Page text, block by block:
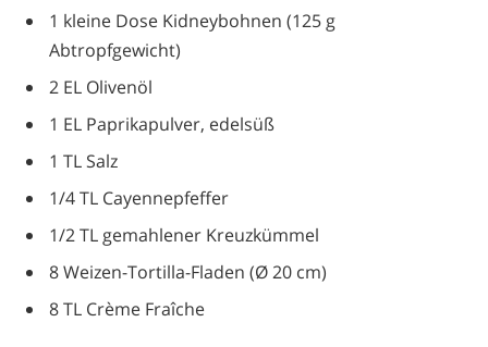
1 kleine Dose Kidneybohnen (125 g
Abtropfgewicht)
2 EL Olivenöl
1 EL Paprikapulver, edelsüß
1 TL Salz
1/4 TL Cayennepfeffer
1/2 TL gemahlener Kreuzkümmel
8 Weizen-Tortilla-Fladen (Ø 20 cm)
8 TL Crème Fraîche